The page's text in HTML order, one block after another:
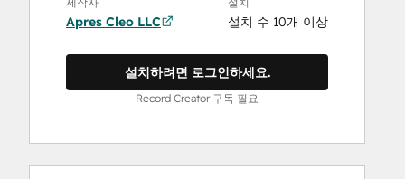
Apres Cleo LLC 설치 수 10개 이상
설치하려면 로그인하세요.
Record Creator 구독 필요